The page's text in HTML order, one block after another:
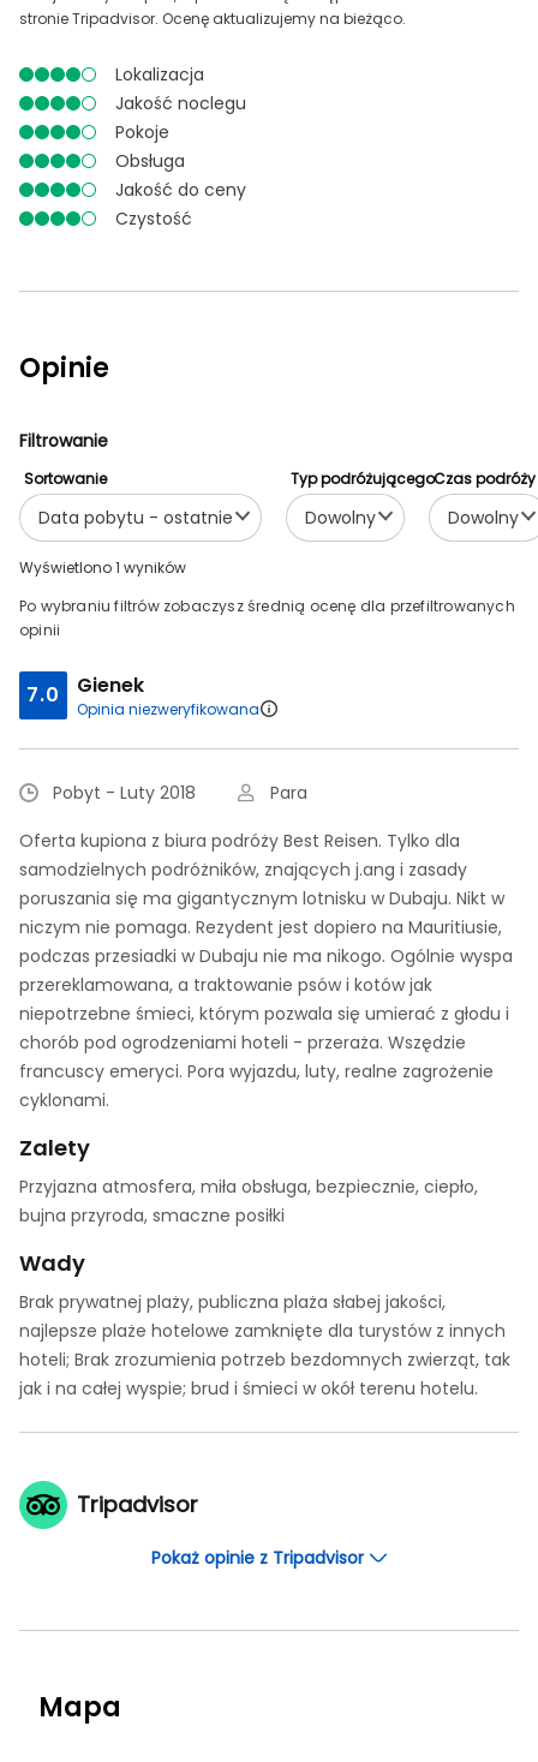
stronie Tripadvisor. Ocenę aktualizujemy na bieżąco.
Lokalizacja
Jakość noclegu
Pokoje
Obsługa
Jakość do ceny
Czystość
Opinie
Filtrowanie
Typ podróżującego
Dowolny
Czas podróży
Dowolny
Sortowanie
Data pobytu - ostatnie
Wyświetlono 1 wyników
Po wybraniu filtrów zobaczysz średnią ocenę dla przefiltrowanych
opinii
7.0 Gienek
Opinia niezweryfikowana
Pobyt - Luty 2018
Para
Oferta kupiona z biura podróży Best Reisen. Tylko dla
samodzielnych podróżników, znających j.ang i zasady
poruszania się ma gigantycznym lotnisku w Dubaju. Nikt w
niczym nie pomaga. Rezydent jest dopiero na Mauritiusie,
podczas przesiadki w Dubaju nie ma nikogo. Ogólnie wyspa
przereklamowana, a traktowanie psów i kotów jak
niepotrzebne śmieci, którym pozwala się umierać z głodu i
chorób pod ogrodzeniami hoteli - przeraża. Wszędzie
francuscy emeryci. Pora wyjazdu, luty, realne zagrożenie
cyklonami.
Zalety
Przyjazna atmosfera, miła obsługa, bezpiecznie, ciepło,
bujna przyroda, smaczne posiłki
Wady
Brak prywatnej plaży, publiczna plaża słabej jakości,
najlepsze plaże hotelowe zamknięte dla turystów z innych
hoteli; Brak zrozumienia potrzeb bezdomnych zwierząt, tak
jak i na całej wyspie; brud i śmieci w okół terenu hotelu.
Tripadvisor
Pokaż opinie z Tripadvisor
Mapa